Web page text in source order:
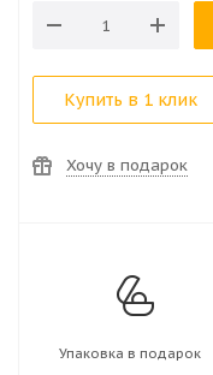
Купить в 1 клик
Хочу в подарок
Упаковка в подарок